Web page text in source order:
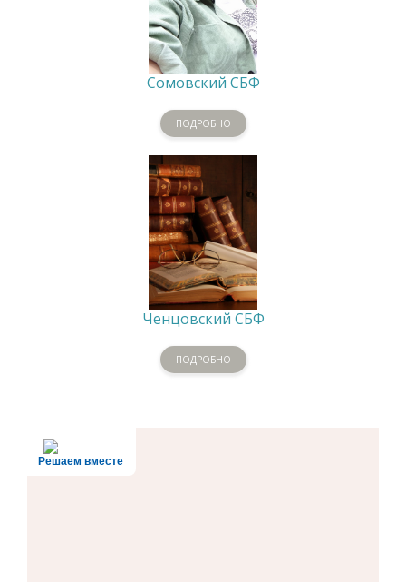
Сомовский СБФ
ПОДРОБНО
Ченцовский СБФ
ПОДРОБНО
Решаем вместе